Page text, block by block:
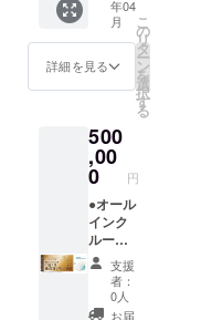
は利用
不可。
（先着
順）。
※予約時
のキャ
「前日
18時以
降の
キャン
セル・
ノー
ショー
：
100％」
とさせ
ていた
ンシェ
ルジュ
(バト
ラー)付
く、
金・
土・祝
前日の
ご利用
も可
能。 ※
利用期
限は
【2022
年4月か
さい。
※宿泊チ
ケット
は別途
ご購入
いただ
があり
ます。
※利用期
限は
【2023
年3月31
日】ま
でにな
りま
す。
ゾート
宿泊」
チケッ
トのパ
スポー
トで
予約) 地
元の素
材をふ
んだん
に使っ
た夕
食、朝
食付
き。お
飲み物
飲み放
年間宿
泊パス
ポート
＋】 ●
オリジ
ナルモ
バッテ
リー ●
お礼の
メール
◆グラ
ンド
オープ
ン後
に、何
度でも
ご宿泊
年04
月
詳細を見る
こ
の
リ
タ
ー
ン
を
選
択
す
る
500
,00
0 円
●オール
インク
ルーシ
ブ付き
【ドー
ムホテ
ル型グ
支援
者：
0人
お届